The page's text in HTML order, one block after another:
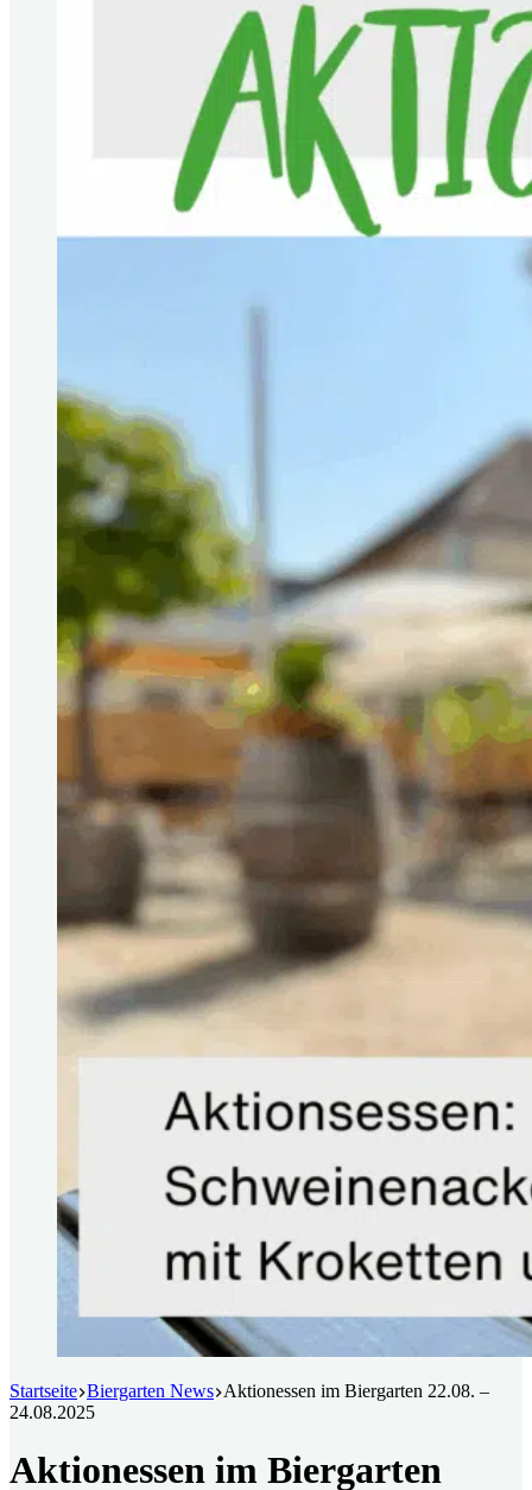
Startseite Biergarten News Aktionessen im Biergarten 22.08. –
24.08.2025
Aktionessen im Biergarten